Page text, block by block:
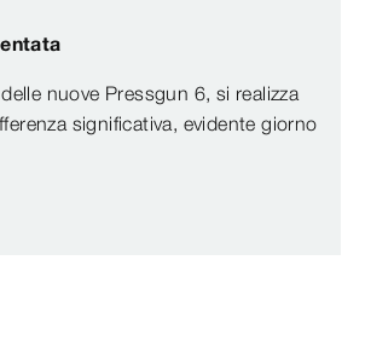
nuove Pressgun 6, si realizza
significativa, evidente giorno